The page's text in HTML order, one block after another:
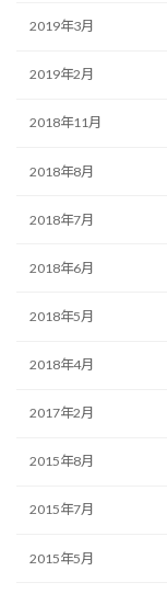
2019年3月
2019年2月
2018年11月
2018年8月
2018年7月
2018年6月
2018年5月
2018年4月
2017年2月
2015年8月
2015年7月
2015年5月